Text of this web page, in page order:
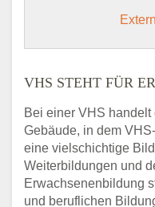
VHS STEHT FÜR
Bei einer VHS
Gebäude, in dem
eine vielschichtige
Weiterbildungen und
Erwachsenenbildung
und beruflichen